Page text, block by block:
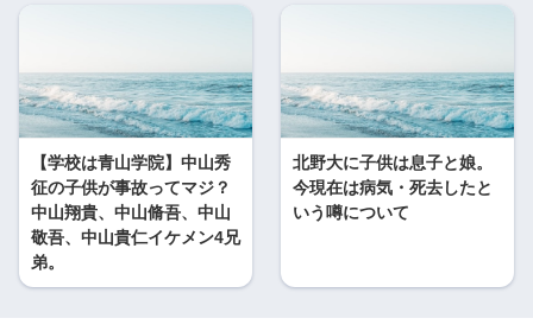
【学校は青山学院】中山秀
征の子供が事故ってマジ？
中山翔貴、中山脩吾、中山
敬吾、中山貴仁イケメン4兄
弟。
北野大に子供は息子と娘。
今現在は病気・死去したと
いう噂について